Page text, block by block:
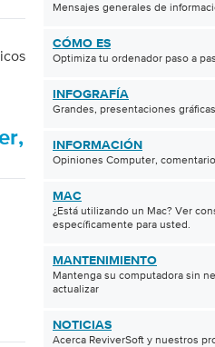
Mensajes generales de
CÓMO ES
Optimiza tu ordenador paso a
INFOGRAFÍA
Grandes, presentaciones
INFORMACIÓN
Opiniones Computer,
MAC
¿Está utilizando un Mac? Ver
específicamente para usted.
MANTENIMIENTO
Mantenga su computadora sin
actualizar
NOTICIAS
Acerca ReviverSoft y nuestros